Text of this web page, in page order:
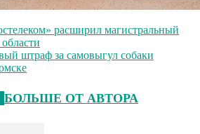
расширил магистральный
штраф за самовыгул собаки
БОЛЬШЕ ОТ АВТОРА